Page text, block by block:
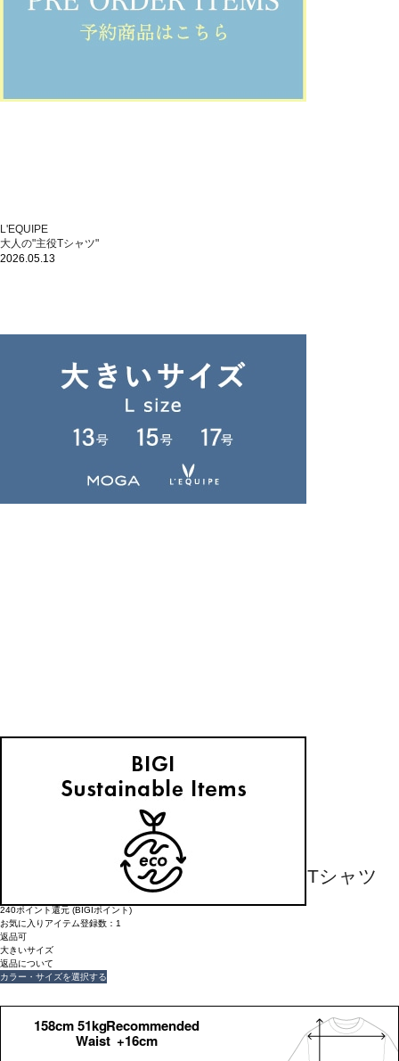
L'EQUIPE
大人の"主役Tシャツ"
2026.05.13
【大きいサイズ】オーガンジー刺繍Tシャツ
240ポイント還元 (BIGIポイント)
お気に入りアイテム登録数： 1
返品可
大きいサイズ
返品について
カラー・サイズを選択する
158cm 51kgRecommended
Waist +16cm